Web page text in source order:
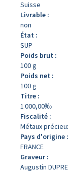
Suisse
Livrable :
non
État :
SUP
Poids brut :
100 g
Poids net :
100 g
Titre :
1 000,00‰
Fiscalité :
Métaux
Pays d'origine :
FRANCE
Graveur :
Augustin